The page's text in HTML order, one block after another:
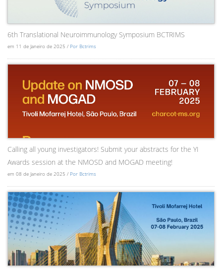
6th Translational Neuroimmunology Symposium BCTRIMS
em 11 de Janeiro de 2025 / Por Bctrims
Calling all young investigators! Submit your abstracts for the YI
Awards session at the NMOSD and MOGAD meeting!
em 08 de Janeiro de 2025 / Por Bctrims